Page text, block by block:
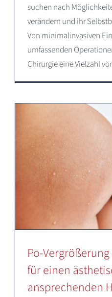
suchen nach
verändern und ihr
Von minimalinvasiven
umfassenden
Chirurgie eine Vielzahl
Po-
für einen
ansprechenden